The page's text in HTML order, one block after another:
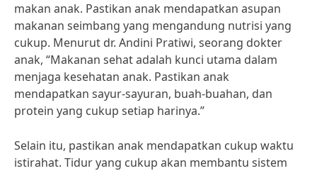
makan anak. Pastikan anak mendapatkan asupan
makanan seimbang yang mengandung nutrisi yang
cukup. Menurut dr. Andini Pratiwi, seorang dokter
anak, “Makanan sehat adalah kunci utama dalam
menjaga kesehatan anak. Pastikan anak
mendapatkan sayur-sayuran, buah-buahan, dan
protein yang cukup setiap harinya.”
Selain itu, pastikan anak mendapatkan cukup waktu
istirahat. Tidur yang cukup akan membantu sistem